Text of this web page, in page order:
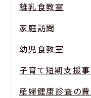
離乳食教室
家庭訪問
幼児食教室
子育て短期支援
産婦健康診査の